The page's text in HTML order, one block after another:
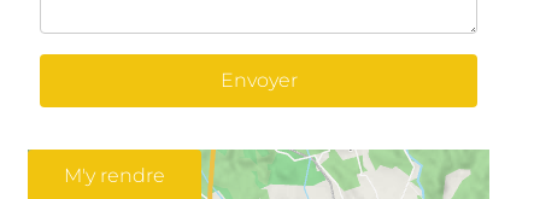
Envoyer
M'y rendre